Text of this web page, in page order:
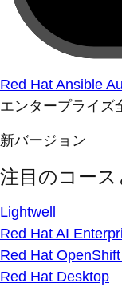
Red Hat Ansible
エンタープライズ
新バージョン
注目のコース
Lightwell
Red Hat AI
Red Hat
Red Hat Desktop